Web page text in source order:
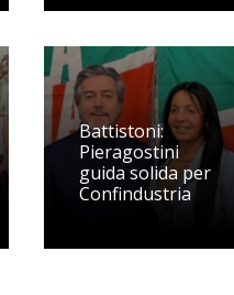
Battistoni:
Pieragostini
guida solida per
Confindustria